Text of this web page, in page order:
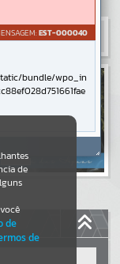
de
de
de
EST-000040
bundle/wpo_in